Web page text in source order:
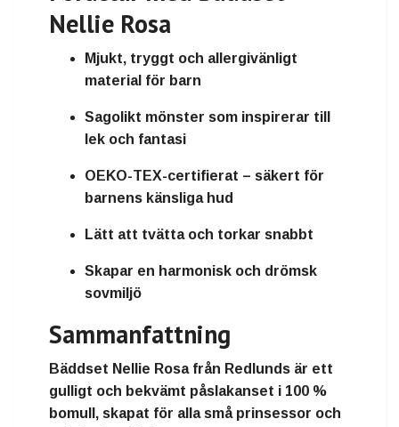
Nellie Rosa
Mjukt, tryggt och allergivänligt
material för barn
Sagolikt mönster som inspirerar till
lek och fantasi
OEKO-TEX-certifierat – säkert för
barnens känsliga hud
Lätt att tvätta och torkar snabbt
Skapar en harmonisk och drömsk
sovmiljö
Sammanfattning
Bäddset Nellie Rosafrån Redlunds är ett
gulligt och bekvämt påslakanset i 100 %
bomull, skapat för alla små prinsessor och